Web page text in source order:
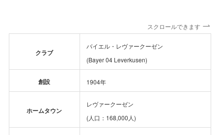
スクロールできます
クラブ
バイエル・レヴァークーゼン
(Bayer 04 Leverkusen)
創設 1904年
ホームタウン
レヴァークーゼン
(人口：168,000人)